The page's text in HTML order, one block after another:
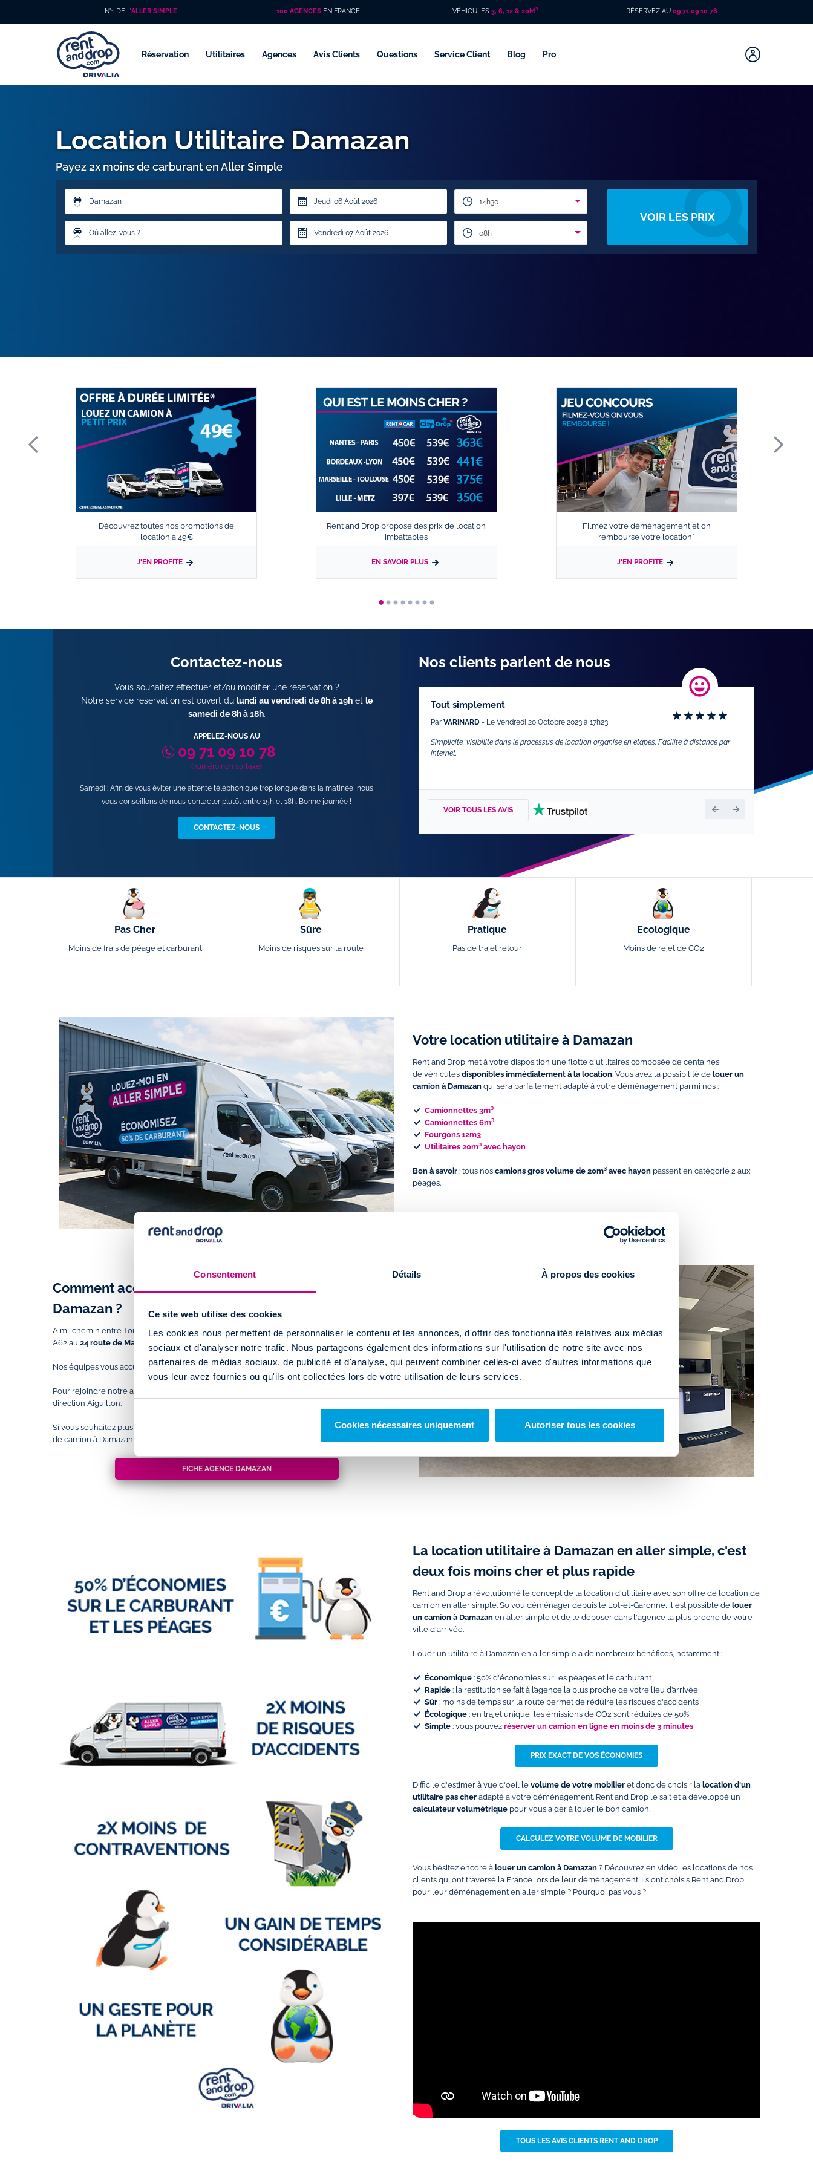
Consentement Détails À propos des cookies
Ce site web utilise des cookies
Les cookies nous permettent de personnaliser le contenu et les annonces, d'offrir des fonctionnalités relatives aux médias
sociaux et d'analyser notre trafic. Nous partageons également des informations sur l'utilisation de notre site avec nos
partenaires de médias sociaux, de publicité et d'analyse, qui peuvent combiner celles-ci avec d'autres informations que
vous leur avez fournies ou qu'ils ont collectées lors de votre utilisation de leurs services.
Cookies nécessaires uniquement Autoriser tous les cookies
N°1 DE L'ALLER SIMPLE 100 AGENCESEN FRANCE VÉHICULES 3, 6, 12 & 20M³ RÉSERVEZ AU09 71 09 10 78
Réservation Utilitaires Agences Avis Clients Questions Service Client Blog Pro
Location Utilitaire Damazan
Payez 2x moins de carburant en Aller Simple
Damazan 14h30
Où allez-vous ? 08h
VOIR LES PRIX
Découvrez toutes nos promotions de
location à 49€
J'EN PROFITE
Rent and Drop propose des prix de location
imbattables
EN SAVOIR PLUS
Filmez votre déménagement et on
rembourse votre location*
J'EN PROFITE
Contactez-nous
Vous souhaitez effectuer et/ou modifier une réservation ?
Notre service réservation est ouvert du lundi au vendredi de 8h à 19het le
samedi de 8h à 18h.
APPELEZ-NOUS AU
09 71 09 10 78
(numéro non surtaxé)
Samedi : Afin de vous éviter une attente téléphonique trop longue dans la matinée, nous
vous conseillons de nous contacter plutôt entre 15h et 18h. Bonne journée !
CONTACTEZ-NOUS
Nos clients parlent de nous
Tout simplement
Par VARINARD - Le Vendredi 20 Octobre 2023 à 17h23
Simplicité, visibilité dans le processus de location organisé en étapes. Facilité à distance par
Internet.
VOIR TOUS LES AVIS
Pas Cher
Moins de frais de péage et carburant
Sûre
Moins de risques sur la route
Pratique
Pas de trajet retour
Ecologique
Moins de rejet de CO2
Votre location utilitaire à Damazan
Rent and Drop met à votre disposition une flotte d'utilitaires composée de centaines
de véhicules disponibles immédiatement à la location. Vous avez la possibilité de louer un
camion à Damazan qui sera parfaitement adapté à votre déménagement parmi nos :
Camionnettes 3m³
Camionnettes 6m³
Fourgons 12m3
Utilitaires 20m³ avec hayon
Bon à savoir : tous nos camions gros volume de 20m³ avec hayon passent en catégorie 2 aux
péages.
Comment accéder à l'agence de location utilitaire à
Damazan ?
A mi-chemin entre ToulouseetBordeaux, l’agence deDamazan se trouve le long de l’autoroute
A62 au 24 route de Mahourat 47160 Damazan
Nos équipes vous accueille toute la semaine pour votrelocation de camion à Damazan.
Pour rejoindre notre agence Rent and Drop à Damazan, empruntez la
direction Aiguillon.
Si vous souhaitez plus d'information sur les horaires ou l'accès à l'agence pour votre location
de camion à Damazan, rendez-vous sur notre fiche agence.
FICHE AGENCE DAMAZAN
La location utilitaire à Damazan en aller simple, c'est
deux fois moins cher et plus rapide
Rent and Drop a révolutionné le concept de la location d'utilitaire avec son offre de location de
camion en aller simple. So vou déménager depuis le Lot-et-Garonne, il est possible de louer
un camion à Damazan en aller simple et de le déposer dans l'agence la plus proche de votre
ville d'arrivée.
Louer un utilitaire à Damazan en aller simple a de nombreux bénéfices, notamment :
Économique : 50% d'économies sur les péages et le carburant
Rapide : la restitution se fait à l’agence la plus proche de votre lieu d’arrivée
Sûr : moins de temps sur la route permet de réduire les risques d'accidents
Écologique : en trajet unique, les émissions de CO2 sont réduites de 50%
Simple : vous pouvez réserver un camion en ligne en moins de 3 minutes
PRIX EXACT DE VOS ÉCONOMIES
Difficile d'estimer à vue d'oeil le volume de votre mobilier et donc de choisir la location d'un
utilitaire pas cher adapté à votre déménagement. Rent and Drop le sait et a développé un
calculateur volumétrique pour vous aider à louer le bon camion.
CALCULEZ VOTRE VOLUME DE MOBILIER
Vous hésitez encore à louer un camion à Damazan ? Découvrez en vidéo les locations de nos
clients qui ont traversé la France lors de leur déménagement. Ils ont choisis Rent and Drop
pour leur déménagement en aller simple ? Pourquoi pas vous ?
TOUS LES AVIS CLIENTS RENT AND DROP